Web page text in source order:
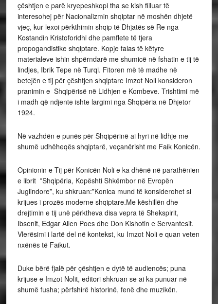
çështjen e parë kryepeshkopi tha se kish filluar të
interesohej për Nacionalizmin shqiptar në moshën dhjetë
vjeç, kur lexoi përkthimin shqip të Dhjatës së Re nga
Kostandin Kristoforidhi dhe pamflete të tjera
propogandistike shqiptare. Kopje falas të këtyre
materialeve ishin shpërndarë me shumicë në fshatin e tij të
lindjes, Ibrik Tepe në Turqi. Fitoren më të madhe në
betejën e tij për çështjen shqiptare Imzot Noli konsideron
pranimin e Shqipërisë në Lidhjen e Kombeve. Trishtimi më
i madh që ndjente ishte largimi nga Shqipëria në Dhjetor
1924.
Në vazhdën e punës për Shqipërinë ai hyri në lidhje me
shumë udhëheqës shqiptarë, veçanërisht me Faik Konicën.
Opinionin e Tij për Konicën Noli e ka dhënë në parathënien
e librit ”Shqipëria, Kopështi Shkëmbor në Evropën
Juglindore”, ku shkruan:”Konica mund të konsiderohet si
krijues i prozës moderne shqiptare.Me këshillën dhe
drejtimin e tij unë përktheva disa vepra të Shekspirit,
Ibsenit, Edgar Allen Poes dhe Don Kishotin e Servantesit.
Vlerësimi i lartë del në kontekst, ku Imzot Noli e quan veten
nxënës të Faikut.
Duke bërë fjalë për çështjen e dytë të audiencës; puna
krijuse e Imzot Nolit, editori shkruan se ai ka punuar në
shumë fusha; përfshirë historinë, fenë dhe muzikën.